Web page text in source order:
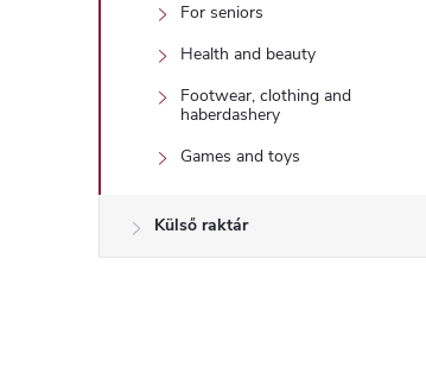
For seniors
Health and beauty
Footwear, clothing and
haberdashery
Games and toys
Külső raktár